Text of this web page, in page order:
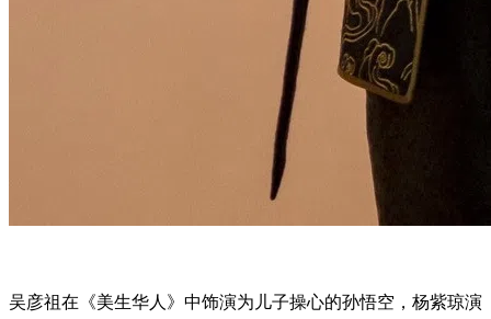
吴彦祖在《美生华人》中饰演为儿子操心的孙悟空，杨紫琼演